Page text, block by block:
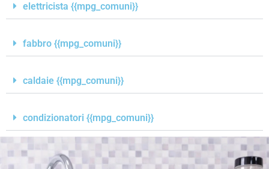
elettricista {{mpg_comuni}}
fabbro {{mpg_comuni}}
caldaie {{mpg_comuni}}
condizionatori {{mpg_comuni}}